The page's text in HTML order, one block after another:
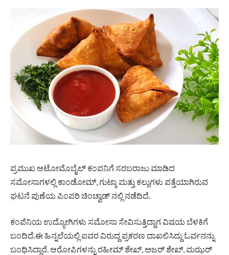
ಪ್ರಮುಖ ಆಟೋಮೊಬೈಲ್ ಕಂಪನಿಗೆ ಸರಬರಾಜು ಮಾಡಿದ
ಸಮೋಸಾಗಳಲ್ಲಿ ಕಾಂಡೋಮ್, ಗುಟ್ಕಾ ಮತ್ತು ಕಲ್ಲುಗಳು ಪತ್ತೆಯಾಗಿರುವ
ಘಟನೆ ಪುಣೆಯ ಪಿಂಪರಿ ಚಿಂಚ್ವಾಡ್ ನಲ್ಲಿ ನಡೆದಿದೆ.
ಕಂಪೆನಿಯ ಉದ್ಯೋಗಿಗಳು ಸಮೋಸಾ ಸೇವಿಸುತ್ತಿದ್ದಾಗ ವಿಷಯ ಬೆಳಕಿಗೆ
ಬಂದಿದೆ.ಈ ಹಿನ್ನಲೆಯಲ್ಲಿ ಐವರ ವಿರುದ್ದ ಪ್ರಕರಣ ದಾಖಲಿಸಿದ್ದು ಓರ್ವನನ್ನು
ಬಂಧಿಸಿದ್ದಾರೆ. ಆರೋಪಿಗಳನ್ನು ರಹೀಮ್ ಶೇಖ್, ಅಜರ್ ಶೇಖ್, ಮಝರ್